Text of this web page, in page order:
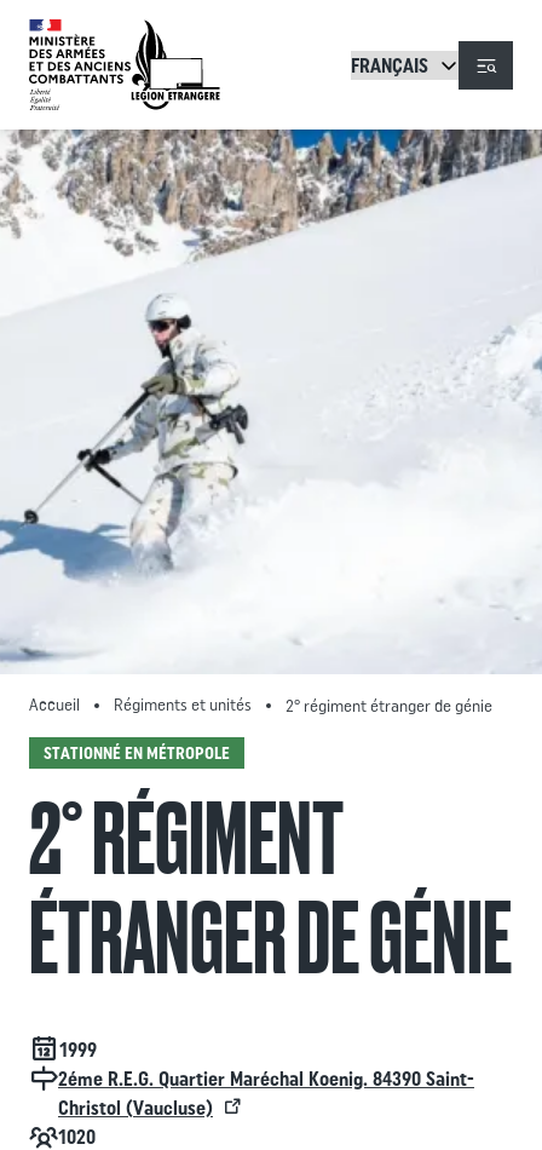
Menu
Accueil Régiments et unités 2° régiment étranger de génie
STATIONNÉ EN MÉTROPOLE
2° RÉGIMENT
ÉTRANGER DE GÉNIE
Date de création
1999
Localisation
2éme R.E.G. Quartier Maréchal Koenig. 84390 Saint-
Christol (Vaucluse)
Effectif
1020